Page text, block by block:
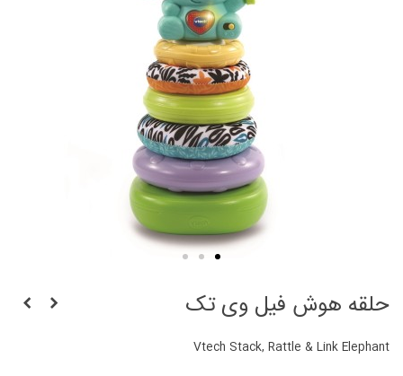
حلقه هوش فیل وی تک
Vtech Stack, Rattle & Link Elephant